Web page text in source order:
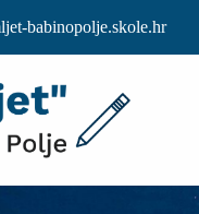
babinopolje.skole.hr